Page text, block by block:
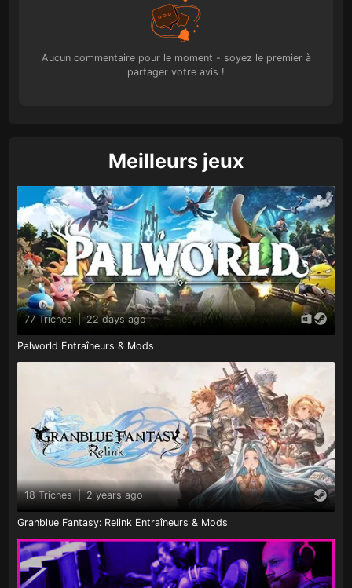
Aucun commentaire pour le moment - soyez le premier à
partager votre avis !
Meilleurs jeux
77 Triches 22 days ago
Palworld Entraîneurs & Mods
18 Triches | 2 years ago
Granblue Fantasy: Relink Entraîneurs & Mods